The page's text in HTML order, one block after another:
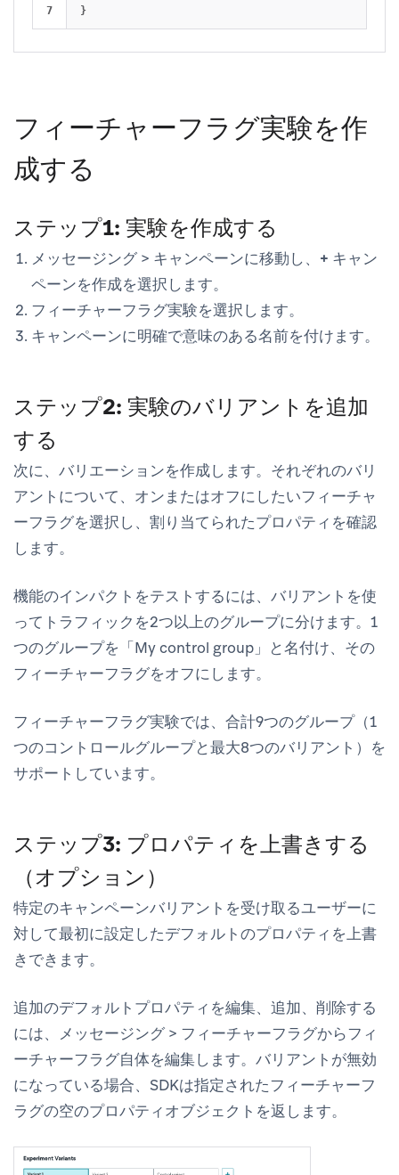
}
フィーチャーフラグ実験を作
成する
ステップ1: 実験を作成する
メッセージング > キャンペーンに移動し、 + キャン
ペーンを作成を選択します。
フィーチャーフラグ実験を選択します。
キャンペーンに明確で意味のある名前を付けます。
ステップ2: 実験のバリアントを追加
する
次に、バリエーションを作成します。それぞれのバリ
アントについて、オンまたはオフにしたいフィーチャ
ーフラグを選択し、割り当てられたプロパティを確認
します。
機能のインパクトをテストするには、バリアントを使
ってトラフィックを2つ以上のグループに分けます。1
つのグループを「My control group」と名付け、その
フィーチャーフラグをオフにします。
フィーチャーフラグ実験では、合計9つのグループ（1
つのコントロールグループと最大8つのバリアント）を
サポートしています。
ステップ3: プロパティを上書きする
（オプション）
特定のキャンペーンバリアントを受け取るユーザーに
対して最初に設定したデフォルトのプロパティを上書
きできます。
追加のデフォルトプロパティを編集、追加、削除する
には、 メッセージング > フィーチャーフラグからフィ
ーチャーフラグ自体を編集します。バリアントが無効
になっている場合、SDKは指定されたフィーチャーフ
ラグの空のプロパティオブジェクトを返します。